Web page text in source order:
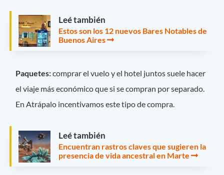
Leé también
Estos son los 12 nuevos Bares Notables de
Buenos Aires
Paquetes:comprar el vuelo y el hotel juntos suele hacer
el viaje más económico que si se compran por separado.
En Atrápalo incentivamos este tipo de compra.
Leé también
Encuentran rastros claves que sugieren la
presencia de vida ancestral en Marte